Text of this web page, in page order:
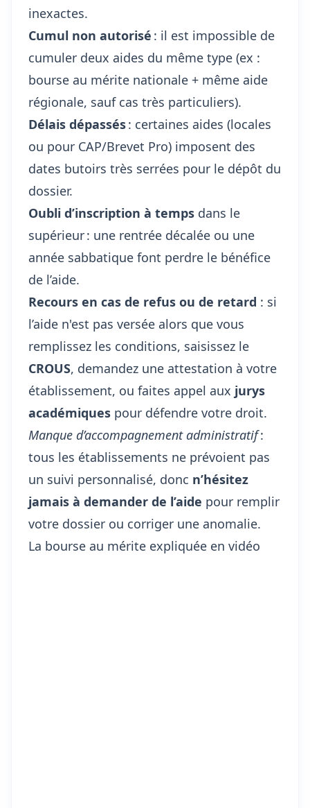
inexactes.
Cumul non autorisé : il est impossible de
cumuler deux aides du même type (ex :
bourse au mérite nationale + même aide
régionale, sauf cas très particuliers).
Délais dépassés: certaines aides (locales
ou pour CAP/Brevet Pro) imposent des
dates butoirs très serrées pour le dépôt du
dossier.
Oubli d’inscription à temps dans le
supérieur : une rentrée décalée ou une
année sabbatique font perdre le bénéfice
de l’aide.
Recours en cas de refus ou de retard : si
l’aide n'est pas versée alors que vous
remplissez les conditions, saisissez le
CROUS, demandez une attestation à votre
établissement, ou faites appel aux jurys
académiques pour défendre votre droit.
Manque d’accompagnement administratif:
tous les établissements ne prévoient pas
un suivi personnalisé, donc n’hésitez
jamais à demander de l’aide pour remplir
votre dossier ou corriger une anomalie.
La bourse au mérite expliquée en vidéo